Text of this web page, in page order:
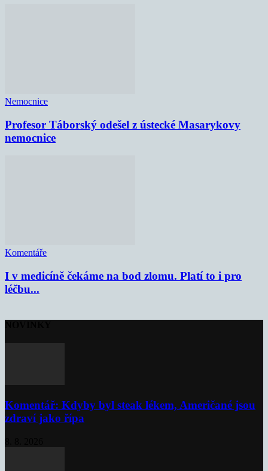
Nemocnice
Profesor Táborský odešel z ústecké Masarykovy
nemocnice
Komentáře
I v medicíně čekáme na bod zlomu. Platí to i pro
léčbu...
Komentář: Kdyby byl steak lékem, Američané jsou
zdraví jako řípa